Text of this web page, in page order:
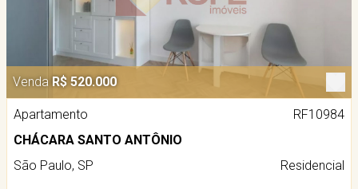
Venda R$ 520.000
Apartamento
RF10984
CHÁCARA SANTO ANTÔNIO
São Paulo, SP
Residencial